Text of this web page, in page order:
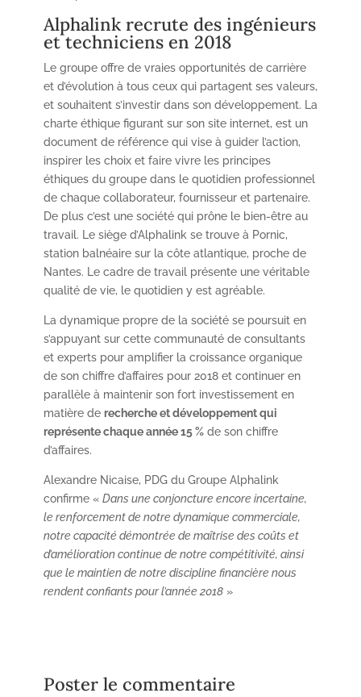
Alphalink recrute des ingénieurs
et techniciens en 2018
Le groupe offre de vraies opportunités de carrière
et d’évolution à tous ceux qui partagent ses valeurs,
et souhaitent s’investir dans son développement. La
charte éthique figurant sur son site internet, est un
document de référence qui vise à guider l’action,
inspirer les choix et faire vivre les principes
éthiques du groupe dans le quotidien professionnel
de chaque collaborateur, fournisseur et partenaire.
De plus c’est une société qui prône le bien-être au
travail. Le siège d’Alphalink se trouve à Pornic,
station balnéaire sur la côte atlantique, proche de
Nantes. Le cadre de travail présente une véritable
qualité de vie, le quotidien y est agréable.
La dynamique propre de la société se poursuit en
s’appuyant sur cette communauté de consultants
et experts pour amplifier la croissance organique
de son chiffre d’affaires pour 2018 et continuer en
parallèle à maintenir son fort investissement en
matière de recherche et développement qui
représente chaque année 15 %de son chiffre
d’affaires.
Alexandre Nicaise, PDG du Groupe Alphalink
confirme « Dans une conjoncture encore incertaine,
le renforcement de notre dynamique commerciale,
notre capacité démontrée de maîtrise des coûts et
d’amélioration continue de notre compétitivité, ainsi
que le maintien de notre discipline financière nous
rendent confiants pour l’année 2018»
Poster le commentaire